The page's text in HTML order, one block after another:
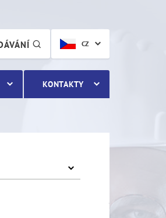
spojené
CZ
KONTAKTY